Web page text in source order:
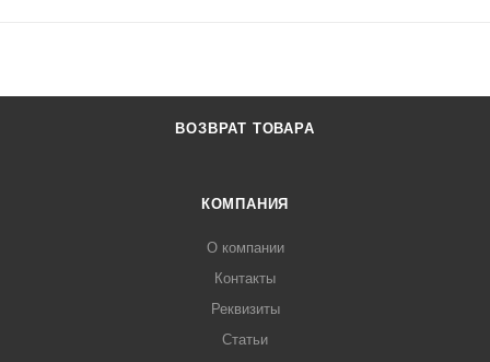
ВОЗВРАТ ТОВАРА
КОМПАНИЯ
О компании
Контакты
Реквизиты
Статьи